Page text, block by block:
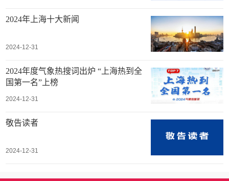
2024年上海十大新闻
2024-12-31
2024年度气象热搜词出炉 “上海热到全
国第一名”上榜
2024-12-31
敬告读者
2024-12-31